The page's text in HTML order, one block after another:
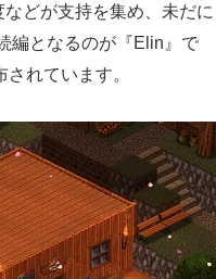
どが支持を集め、未だに
編となるのが『Elin』で
れています。